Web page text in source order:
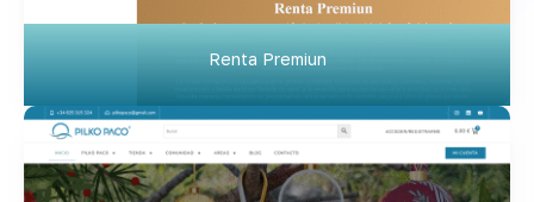
Renta Premiun